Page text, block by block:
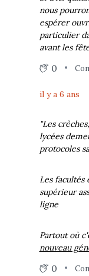
nous
espérer
particulier
avant les
0
il y a 6 ans
"Les
lycées
protocoles
Les facultés
supérieur
ligne
Partout où
nouveau
0